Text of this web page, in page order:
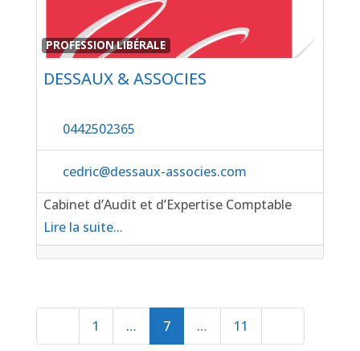
PROFESSION LIBÉRALE
DESSAUX & ASSOCIES
0442502365
cedric@dessaux-associes.com
Cabinet d’Audit et d’Expertise Comptable
Lire la suite...
Posts navigation
Newer posts
1 … 7 … 11